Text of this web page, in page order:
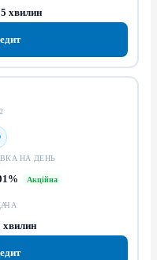
хвилин
НА ДЕНЬ
Акційна
хвилин